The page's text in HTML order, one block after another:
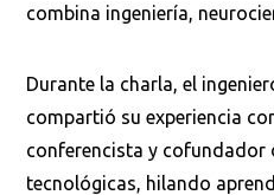
combina ingeniería,
Durante la charla, el
compartió su experiencia
conferencista y cofundador
tecnológicas, hilando